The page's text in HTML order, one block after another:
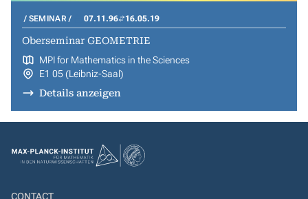
SEMINAR 07.11.96 16.05.19
Oberseminar GEOMETRIE
MPI for Mathematics in the Sciences
E1 05 (Leibniz-Saal)
Details anzeigen
CONTACT